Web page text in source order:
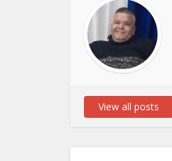
View all posts